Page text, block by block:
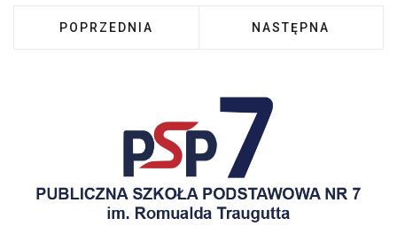
POPRZEDNIA STRONA: WARSZTATY
POPRZEDNIA NASTĘPNA
NASTĘPNA